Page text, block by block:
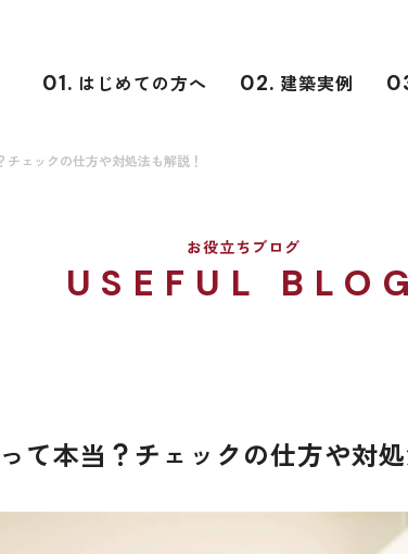
01. はじめての方へ 02. 建築実例
お役立ちブログ
USEFUL BLOG
ェックの仕方や対処法も解説！
て本当？チェックの仕方や対